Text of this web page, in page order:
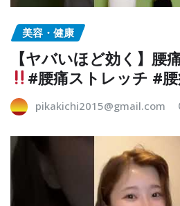
美容・健康
【ヤバいほど効く】腰
#腰痛ストレッチ #
pikakichi2015@gmail.com